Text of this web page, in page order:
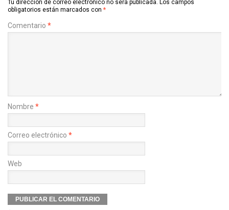
Tu dirección de correo electrónico no será publicada. Los campos
obligatorios están marcados con *
Comentario *
Nombre *
Correo electrónico *
Web